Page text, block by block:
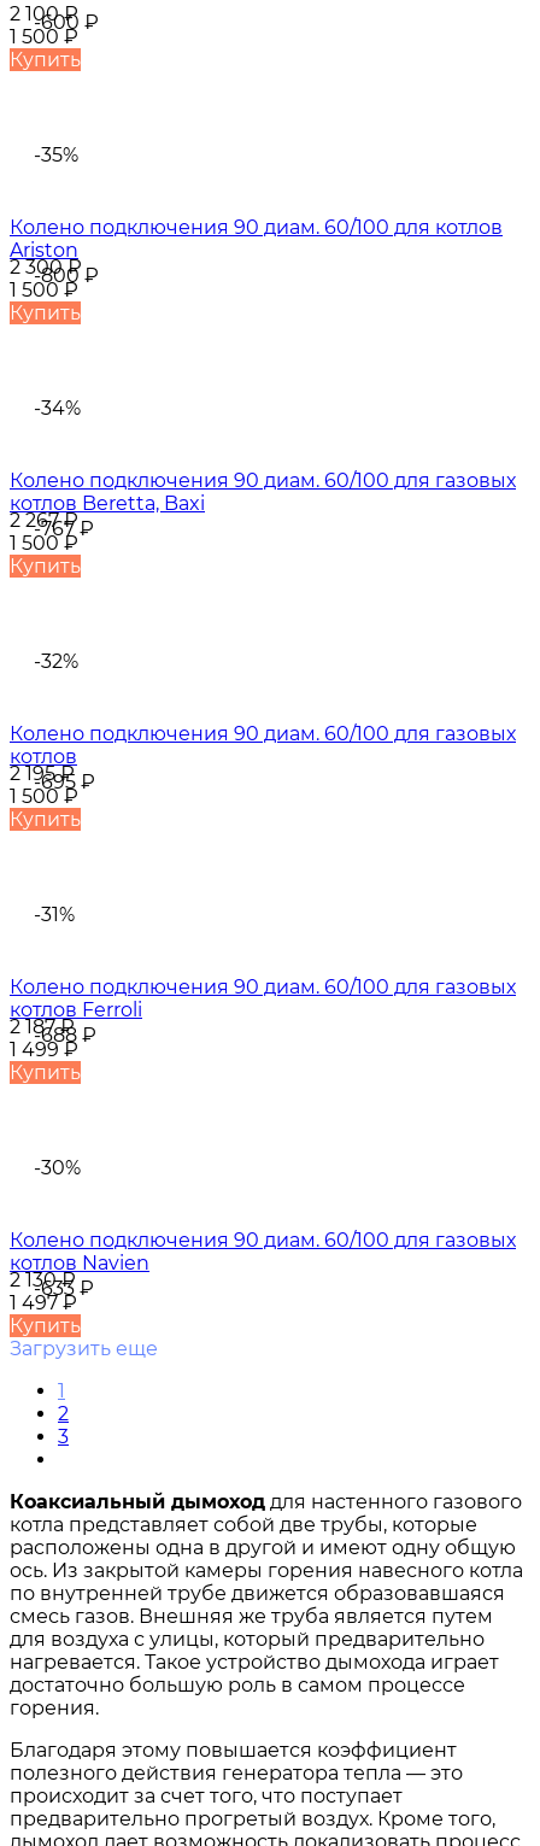
-600 ₽
2 100₽
1 500₽
Купить
-35%
-800₽
Колено подключения 90 диам. 60/100 для котлов
Ariston
2 300₽
1 500₽
Купить
-34%
-767₽
Колено подключения 90 диам. 60/100 для газовых
котлов Beretta, Baxi
2 267₽
1 500₽
Купить
-32%
-695 ₽
Колено подключения 90 диам. 60/100 для газовых
котлов
2 195₽
1 500₽
Купить
-31%
-688 ₽
Колено подключения 90 диам. 60/100 для газовых
котлов Ferroli
2 187₽
1 499₽
Купить
-30%
-633 ₽
Колено подключения 90 диам. 60/100 для газовых
котлов Navien
2 130₽
1 497₽
Купить
Загрузить еще
1
2
3
Коаксиальный дымоход для настенного газового
котла представляет собой две трубы, которые
расположены одна в другой и имеют одну общую
ось. Из закрытой камеры горения навесного котла
по внутренней трубе движется образовавшаяся
смесь газов. Внешняя же труба является путем
для воздуха с улицы, который предварительно
нагревается. Такое устройство дымохода играет
достаточно большую роль в самом процессе
горения.
Благодаря этому повышается коэффициент
полезного действия генератора тепла — это
происходит за счет того, что поступает
предварительно прогретый воздух. Кроме того,